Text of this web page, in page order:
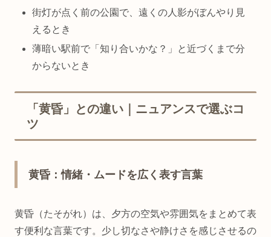
街灯が点く前の公園で、遠くの人影がぼんやり見
えるとき
薄暗い駅前で「知り合いかな？」と近づくまで分
からないとき
「黄昏」との違い｜ニュアンスで選ぶコ
ツ
黄昏：情緒・ムードを広く表す言葉
黄昏（たそがれ）は、夕方の空気や雰囲気をまとめて表
す便利な言葉です。少し切なさや静けさを感じさせるの